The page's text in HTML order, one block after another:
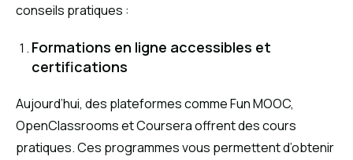
conseils pratiques :
Formations en ligne accessibles et
certifications
Aujourd’hui, des plateformes comme Fun MOOC,
OpenClassrooms et Coursera offrent des cours
pratiques. Ces programmes vous permettent d’obtenir